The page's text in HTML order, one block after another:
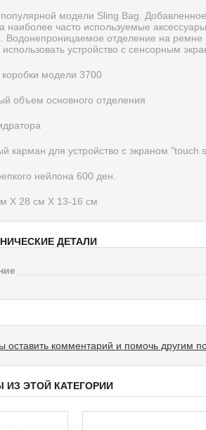
модели Sling Bag.
наиболее часто используемые
Водонепроницаемое отделение на ремне
устройство с сенсорным
модели 3700
объем основного отделения
карман для устройство с экраном "touch
нейлона 600 ден.
Х 28 см Х 13-16 см
ДЕТАЛИ
оставить комментарий и помочь другим
ИЗ ЭТОЙ КАТЕГОРИИ